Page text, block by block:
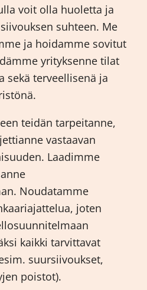
voit olla huoletta ja
suhteen. Me
ja hoidamme sovitut
yrityksenne tilat
sekä terveellisenä ja
teidän tarpeitanne,
vastaavan
Laadimme
Noudatamme
joten
kaikki tarvittavat
suursiivoukset,
poistot).